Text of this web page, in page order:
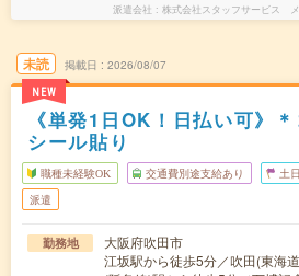
派遣会社 株式会社スタッフサービス
未読
NEW
掲載日 2026/08/07
《単発1日OK！日払い可》
シール貼り
職種未経験OK 交通費別途支給あり 土
派遣
勤務地
大阪府吹田市
江坂駅から徒歩5分／吹田(東海